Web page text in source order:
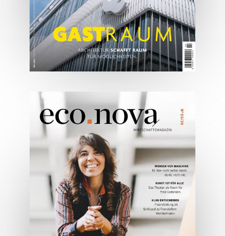
05/2026
Spezial: Architektur &
Lifestyle Mai 2026
JETZT BESTELLEN